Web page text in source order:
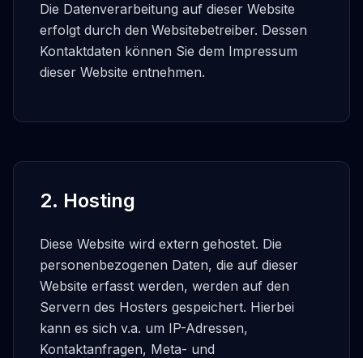
Die Datenverarbeitung auf dieser Website
erfolgt durch den Websitebetreiber. Dessen
Kontaktdaten können Sie dem Impressum
dieser Website entnehmen.
2. Hosting
Diese Website wird extern gehostet. Die
personenbezogenen Daten, die auf dieser
Website erfasst werden, werden auf den
Servern des Hosters gespeichert. Hierbei
kann es sich v.a. um IP-Adressen,
Kontaktanfragen, Meta- und